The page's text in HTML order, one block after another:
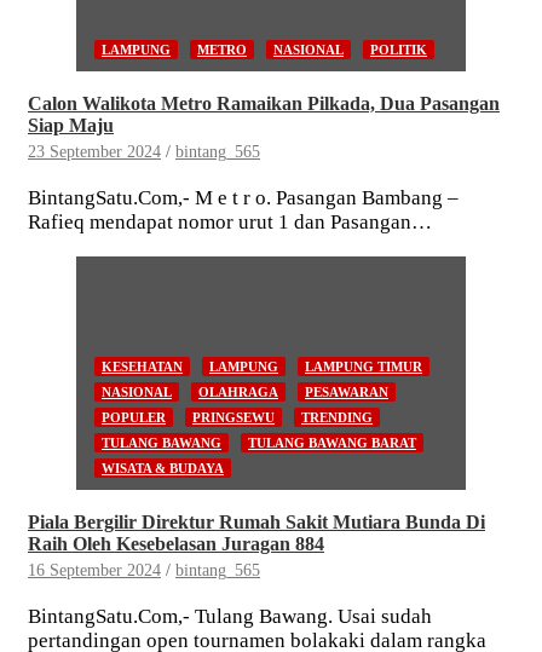
LAMPUNG METRO NASIONAL POLITIK
Calon Walikota Metro Ramaikan Pilkada, Dua Pasangan
Siap Maju
23 September 2024 bintang_565
BintangSatu.Com,- M e t r o. Pasangan Bambang –
Rafieq mendapat nomor urut 1 dan Pasangan…
KESEHATAN LAMPUNG
LAMPUNG TIMUR
NASIONAL
OLAHRAGA
PESAWARAN
POPULER
PRINGSEWU
TRENDING
TULANG BAWANG
TULANG BAWANG BARAT
WISATA & BUDAYA
Piala Bergilir Direktur Rumah Sakit Mutiara Bunda Di
Raih Oleh Kesebelasan Juragan 884
16 September 2024 bintang_565
BintangSatu.Com,- Tulang Bawang. Usai sudah
pertandingan open tournamen bolakaki dalam rangka